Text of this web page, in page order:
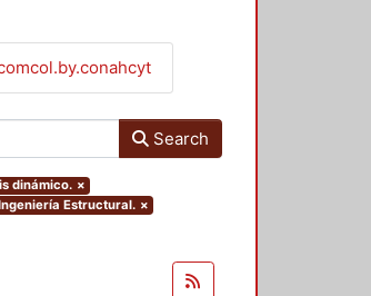
Search
dinámico. ×
Estructural. ×